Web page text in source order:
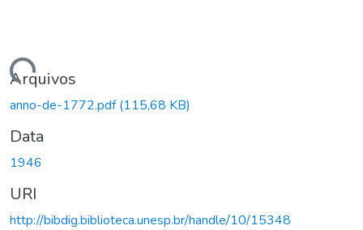
Arquivos
anno-de-1772.pdf(115,68 KB)
Data
1946
URI
http://bibdig.biblioteca.unesp.br/handle/10/15348